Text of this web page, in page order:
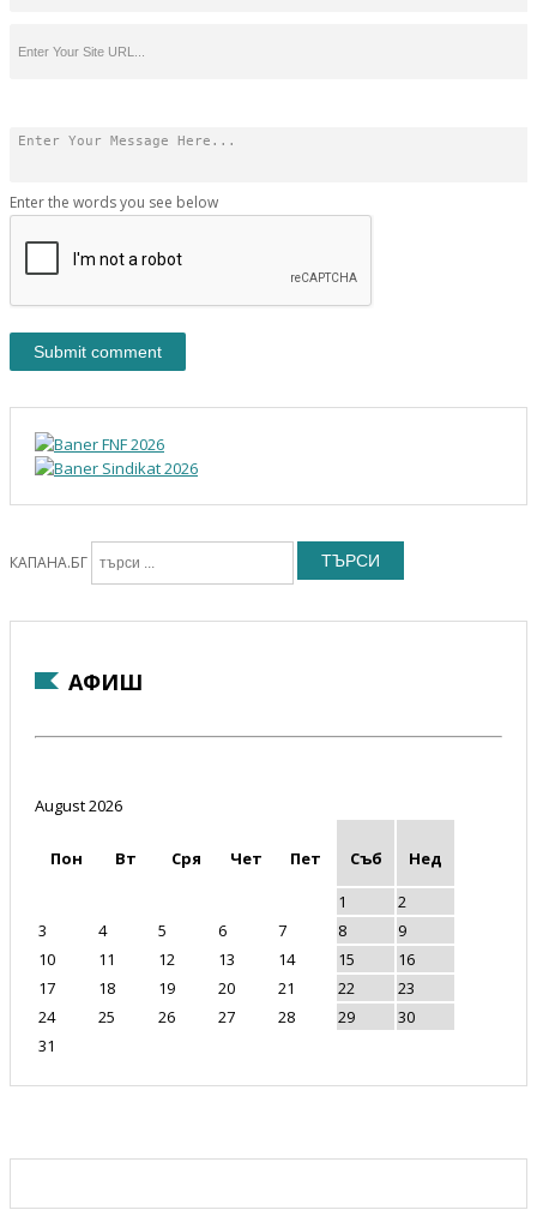
Enter the words you see below
КАПАНА.БГ ТЪРСИ
АФИШ
August 2026
Пон Вт Сря Чет Пет Съб
Нед
1
2
3
4 5 6 7 8
9
10
11 12 13 14 15
16
17
18 19 20 21 22
23
24
25 26 27 28 29
30
31